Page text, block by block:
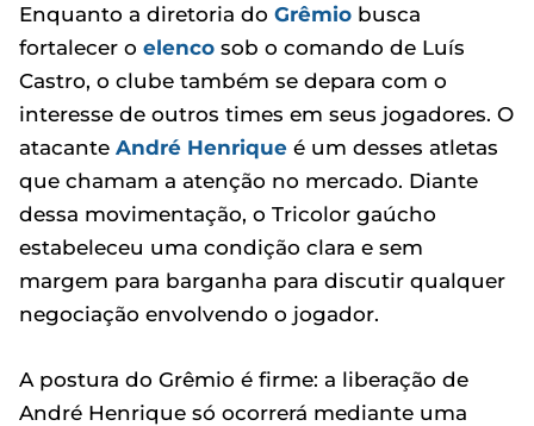
Enquanto a diretoria do Grêmio busca
fortalecer o elenco sob o comando de Luís
Castro, o clube também se depara com o
interesse de outros times em seus jogadores. O
atacante André Henrique é um desses atletas
que chamam a atenção no mercado. Diante
dessa movimentação, o Tricolor gaúcho
estabeleceu uma condição clara e sem
margem para barganha para discutir qualquer
negociação envolvendo o jogador.
A postura do Grêmio é firme: a liberação de
André Henrique só ocorrerá mediante uma